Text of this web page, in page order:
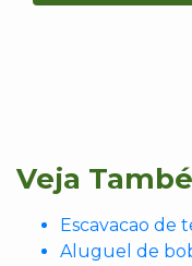
Veja
Escavacao de
Aluguel de